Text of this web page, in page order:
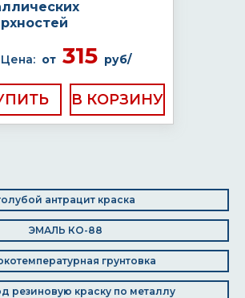
Цена: от315 руб/
антрацит краска
ЭМАЛЬ КО-88
грунтовка
резиновую краску по металлу